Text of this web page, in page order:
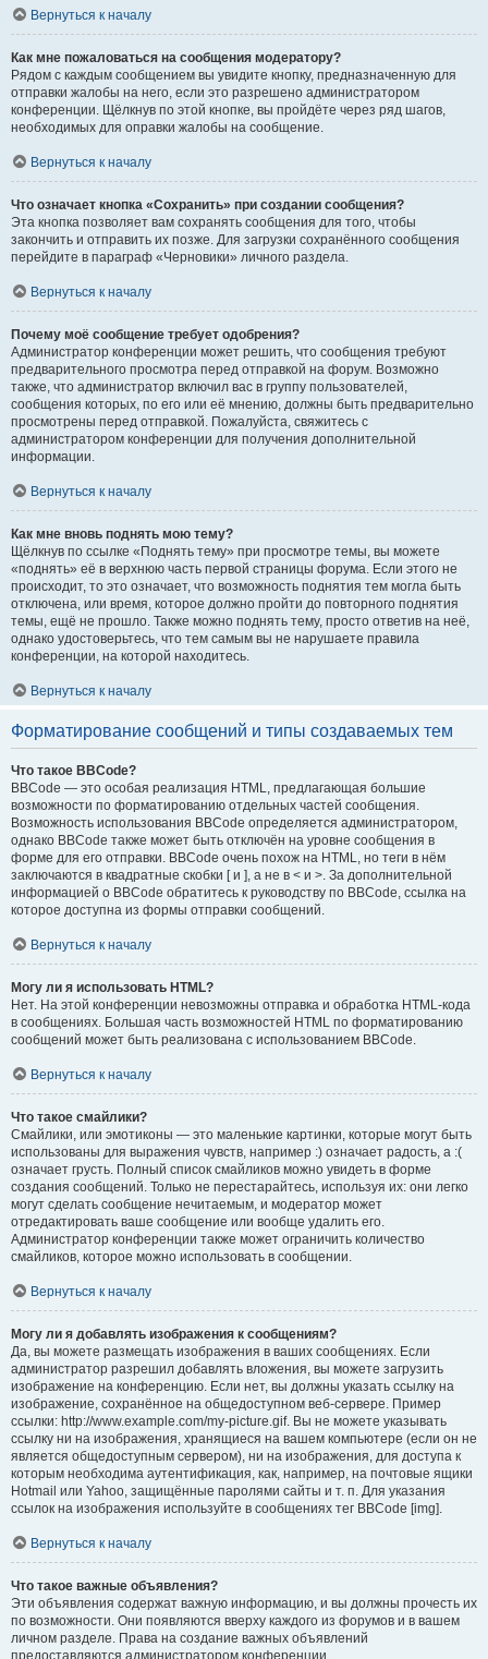
Вернуться к началу
Как мне пожаловаться на сообщения модератору?
Рядом с каждым сообщением вы увидите кнопку, предназначенную для
отправки жалобы на него, если это разрешено администратором
конференции. Щёлкнув по этой кнопке, вы пройдёте через ряд шагов,
необходимых для оправки жалобы на сообщение.
Вернуться к началу
Что означает кнопка «Сохранить» при создании сообщения?
Эта кнопка позволяет вам сохранять сообщения для того, чтобы
закончить и отправить их позже. Для загрузки сохранённого сообщения
перейдите в параграф «Черновики» личного раздела.
Вернуться к началу
Почему моё сообщение требует одобрения?
Администратор конференции может решить, что сообщения требуют
предварительного просмотра перед отправкой на форум. Возможно
также, что администратор включил вас в группу пользователей,
сообщения которых, по его или её мнению, должны быть предварительно
просмотрены перед отправкой. Пожалуйста, свяжитесь с
администратором конференции для получения дополнительной
информации.
Вернуться к началу
Как мне вновь поднять мою тему?
Щёлкнув по ссылке «Поднять тему» при просмотре темы, вы можете
«поднять» её в верхнюю часть первой страницы форума. Если этого не
происходит, то это означает, что возможность поднятия тем могла быть
отключена, или время, которое должно пройти до повторного поднятия
темы, ещё не прошло. Также можно поднять тему, просто ответив на неё,
однако удостоверьтесь, что тем самым вы не нарушаете правила
конференции, на которой находитесь.
Вернуться к началу
Форматирование сообщений и типы создаваемых тем
Что такое BBCode?
BBCode — это особая реализация HTML, предлагающая большие
возможности по форматированию отдельных частей сообщения.
Возможность использования BBCode определяется администратором,
однако BBCode также может быть отключён на уровне сообщения в
форме для его отправки. BBCode очень похож на HTML, но теги в нём
заключаются в квадратные скобки [ и ], а не в < и >. За дополнительной
информацией о BBCode обратитесь к руководству по BBCode, ссылка на
которое доступна из формы отправки сообщений.
Вернуться к началу
Могу ли я использовать HTML?
Нет. На этой конференции невозможны отправка и обработка HTML-кода
в сообщениях. Большая часть возможностей HTML по форматированию
сообщений может быть реализована с использованием BBCode.
Вернуться к началу
Что такое смайлики?
Смайлики, или эмотиконы — это маленькие картинки, которые могут быть
использованы для выражения чувств, например :) означает радость, а :(
означает грусть. Полный список смайликов можно увидеть в форме
создания сообщений. Только не перестарайтесь, используя их: они легко
могут сделать сообщение нечитаемым, и модератор может
отредактировать ваше сообщение или вообще удалить его.
Администратор конференции также может ограничить количество
смайликов, которое можно использовать в сообщении.
Вернуться к началу
Могу ли я добавлять изображения к сообщениям?
Да, вы можете размещать изображения в ваших сообщениях. Если
администратор разрешил добавлять вложения, вы можете загрузить
изображение на конференцию. Если нет, вы должны указать ссылку на
изображение, сохранённое на общедоступном веб-сервере. Пример
ссылки: http://www.example.com/my-picture.gif. Вы не можете указывать
ссылку ни на изображения, хранящиеся на вашем компьютере (если он не
является общедоступным сервером), ни на изображения, для доступа к
которым необходима аутентификация, как, например, на почтовые ящики
Hotmail или Yahoo, защищённые паролями сайты и т. п. Для указания
ссылок на изображения используйте в сообщениях тег BBCode [img].
Вернуться к началу
Что такое важные объявления?
Эти объявления содержат важную информацию, и вы должны прочесть их
по возможности. Они появляются вверху каждого из форумов и в вашем
личном разделе. Права на создание важных объявлений
предоставляются администратором конференции.